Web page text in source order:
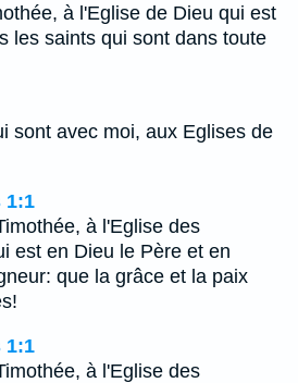
à l'Eglise de Dieu qui est
les saints qui sont dans toute
sont avec moi, aux Eglises de
1:1
à l'Eglise des
est en Dieu le Père et en
que la grâce et la paix
1:1
à l'Eglise des